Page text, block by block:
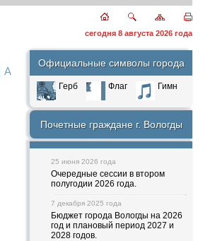
сегодня 8 августа 2026 года
А
Официальные символы города
Герб Флаг Гимн
Почетные граждане г. Вологды
25 июня 2026 года
Очередные сессии в втором
полугодии 2026 года.
7 декабря 2025 года
Бюджет города Вологды на 2026
год и плановый период 2027 и
2028 годов.